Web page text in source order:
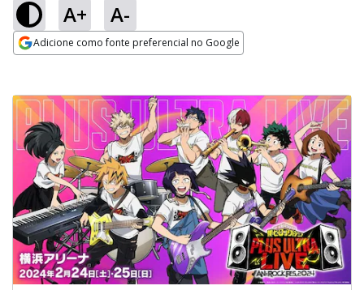
A+ A-
Adicione como fonte preferencial no Google